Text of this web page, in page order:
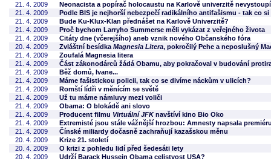
21. 4. 2009
Neonacista a popírač holocaustu na Karlově univerzitě nevystoupí
21. 4. 2009
Podle BIS je nejhorší nebezpečí radikálního antifašismu - tak co si
21. 4. 2009
Bude Ku-Klux-Klan přednášet na Karlově Univerzitě?
21. 4. 2009
Proč bychom Larryho Summerse měli vykázat z veřejného života
21. 4. 2009
Citáty dne (včerejšího) aneb vznik nového Občanského fóra
20. 4. 2009
Zvláštní besídka Magnesia Litera, pokročilý Pehe a neposlušný
21. 4. 2009
Zoufalá Magnesia litera
21. 4. 2009
Část zákonodárců žádá Obamu, aby pokračoval v budování
21. 4. 2009
Běž domů, Ivane...
21. 4. 2009
Máme fašistickou policii, tak co se divíme náckům v ulicích?
21. 4. 2009
Romští lídři v měnícím se světě
21. 4. 2009
Už tu máme námluvy mezi voliči
21. 4. 2009
Obama: O blokádě ani slovo
21. 4. 2009
Producent filmu Virtuální JFKnavštíví kino Bio Oko
21. 4. 2009
Extremisté jsou stále vážnější hrozbou: Amnesty napsala
21. 4. 2009
Čínské miliardy dočasně zachraňují kazašskou měnu
20. 4. 2009
Krize 21. století
20. 4. 2009
O krizi z pohledu lidí před šedesáti lety
20. 4. 2009
Udrží Barack Hussein Obama celistvost USA?